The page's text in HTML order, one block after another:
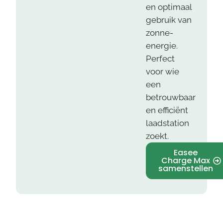
en optimaal
gebruik van
zonne-
energie.
Perfect
voor wie
een
betrouwbaar
en efficiënt
laadstation
zoekt.
Easee
Charge Max
samenstellen